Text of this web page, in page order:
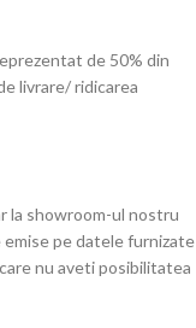
de 50% din
livrare/ ridicarea
la showroom-ul nostru
emise pe datele furnizate
nu aveti posibilitatea